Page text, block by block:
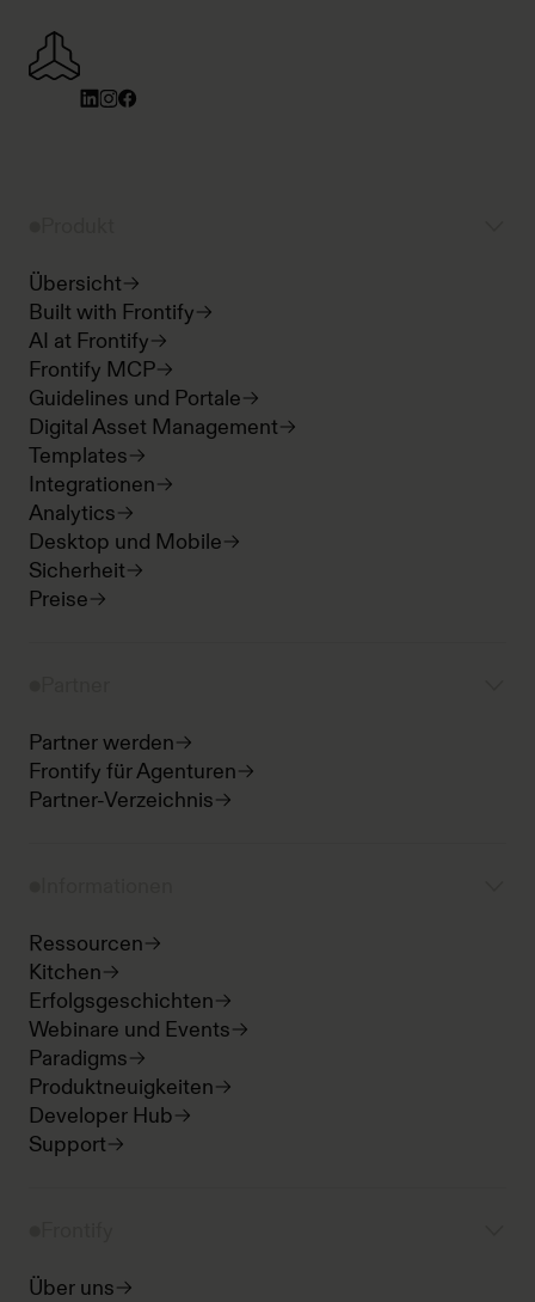
Übersicht
Built with Frontify
AI at Frontify
Frontify MCP
Guidelines und Portale
Digital Asset Management
Templates
Integrationen
Analytics
Desktop und Mobile
Sicherheit
Preise
Partner werden
Frontify für Agenturen
Partner-Verzeichnis
Ressourcen
Kitchen
Erfolgsgeschichten
Webinare und Events
Paradigms
Produktneuigkeiten
Developer Hub
Support
Über uns